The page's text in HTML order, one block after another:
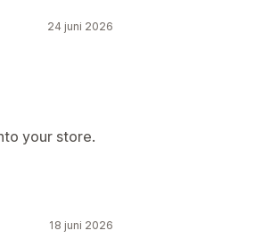
24 juni 2026
your store.
18 juni 2026